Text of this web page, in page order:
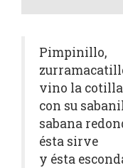
Pimpinillo,
vino la cotilla
con su
sabana
ésta sirve
y ésta